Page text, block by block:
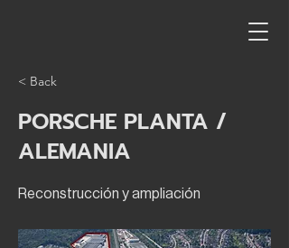
< Back
PORSCHE PLANTA /
ALEMANIA
Reconstrucción y ampliación